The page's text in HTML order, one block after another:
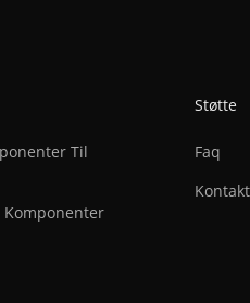
Til
Komponenter
Støtte
Faq